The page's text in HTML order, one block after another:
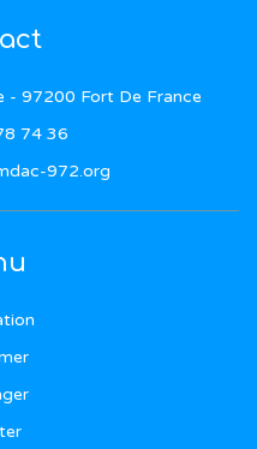
- 97200 Fort De France
74 36
972.org